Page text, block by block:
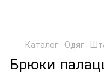
Каталог Одяг
Брюки